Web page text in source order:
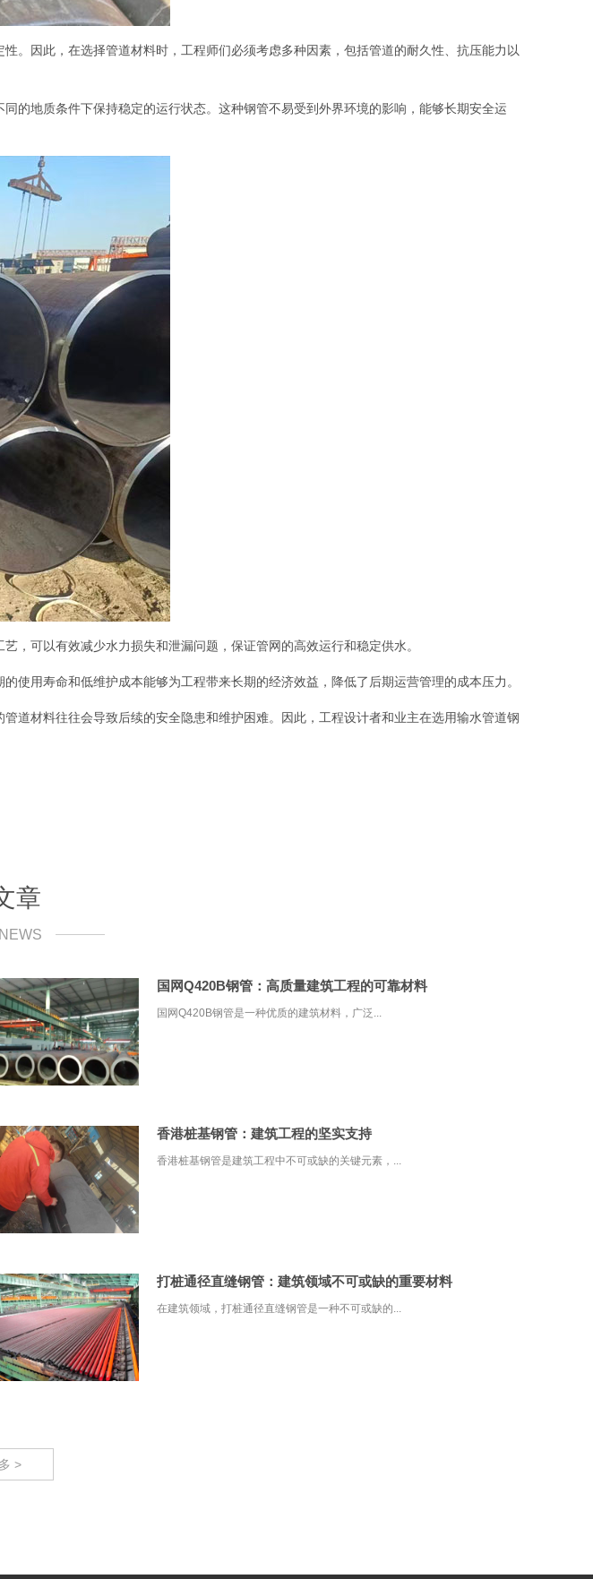
。因此，在选择管道材料时，工程师们必须考虑多种因素，包括管道的耐久性、抗压能力以
的地质条件下保持稳定的运行状态。这种钢管不易受到外界环境的影响，能够长期安全运
，可以有效减少水力损失和泄漏问题，保证管网的高效运行和稳定供水。
用寿命和低维护成本能够为工程带来长期的经济效益，降低了后期运营管理的成本压力。
道材料往往会导致后续的安全隐患和维护困难。因此，工程设计者和业主在选用输水管道钢
章
国网Q420B钢管：高质量建筑工程的可靠材料
国网Q420B钢管是一种优质的建筑材料，广泛...
香港桩基钢管：建筑工程的坚实支持
香港桩基钢管是建筑工程中不可或缺的关键元素，...
打桩通径直缝钢管：建筑领域不可或缺的重要材料
在建筑领域，打桩通径直缝钢管是一种不可或缺的...
>